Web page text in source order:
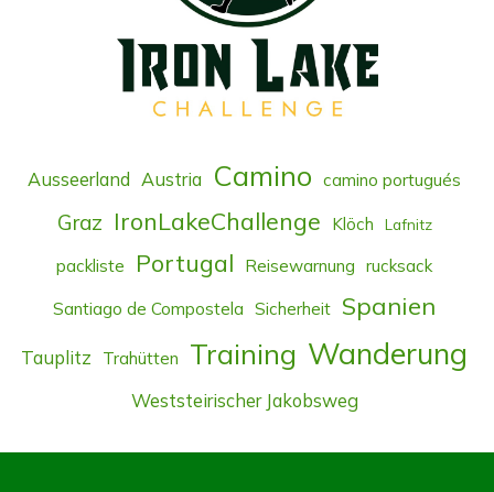
Ausseerland Austria Camino camino portugués
Graz IronLakeChallenge Klöch Lafnitz
packliste Portugal Reisewarnung rucksack
Santiago de Compostela Sicherheit Spanien
Tauplitz Trahütten Training Wanderung
Weststeirischer Jakobsweg